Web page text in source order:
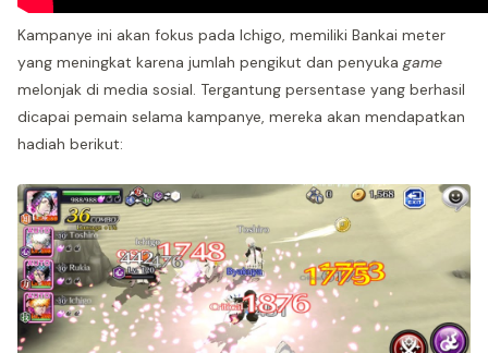
Kampanye ini akan fokus pada Ichigo, memiliki Bankai meter
yang meningkat karena jumlah pengikut dan penyuka game
melonjak di media sosial. Tergantung persentase yang berhasil
dicapai pemain selama kampanye, mereka akan mendapatkan
hadiah berikut: